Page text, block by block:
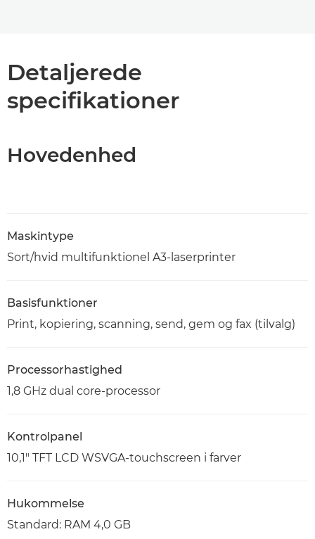
Detaljerede
specifikationer
Hovedenhed
Maskintype
Sort/hvid multifunktionel A3-laserprinter
Basisfunktioner
Print, kopiering, scanning, send, gem og fax (tilvalg)
Processorhastighed
1,8 GHz dual core-processor
Kontrolpanel
10,1" TFT LCD WSVGA-touchscreen i farver
Hukommelse
Standard: RAM 4,0 GB